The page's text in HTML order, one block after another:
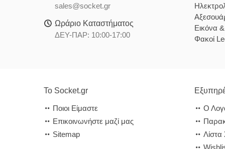
sales@socket.gr
Ωράριο Καταστήματος
ΔΕΥ-ΠΑΡ: 10:00-17:00
Εικόνα
Φακοί
Το Socket.gr
Ποιοι Είμαστε
Επικοινωνήστε μαζί μας
Sitemap
Ο
Λίστα